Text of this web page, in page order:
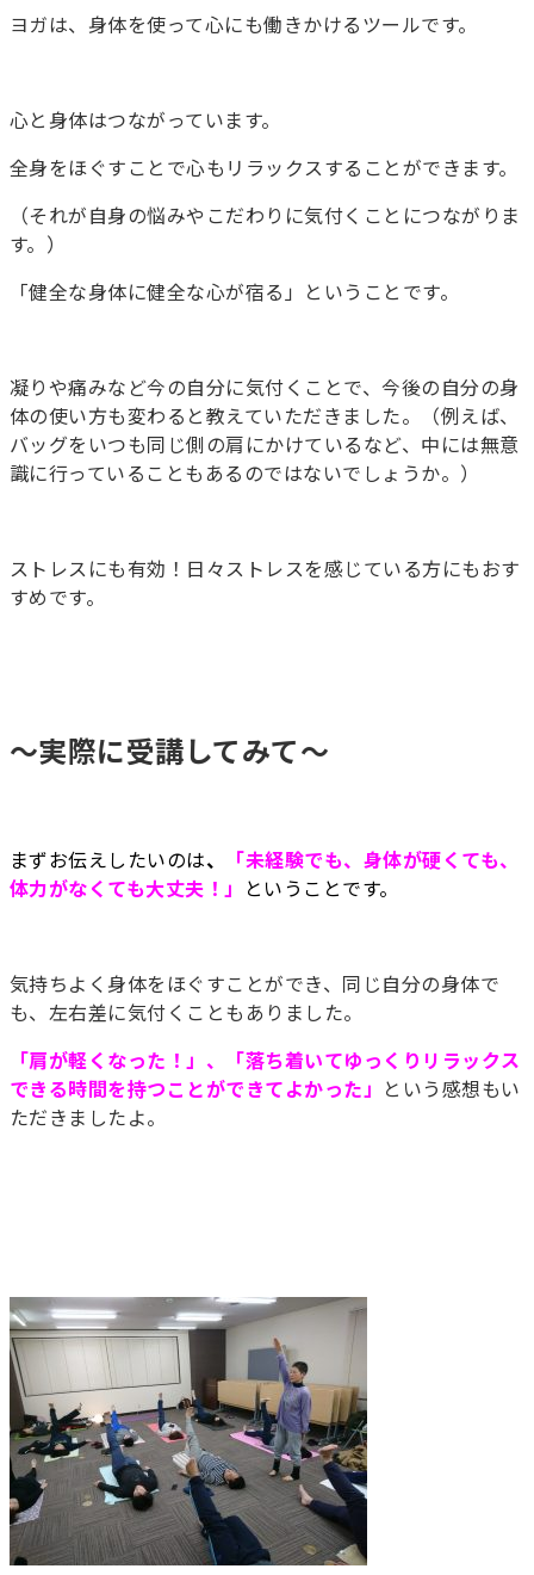
ヨガは、身体を使って心にも働きかけるツールです。
心と身体はつながっています。
全身をほぐすことで心もリラックスすることができます。
（それが自身の悩みやこだわりに気付くことにつながりま
す。）
「健全な身体に健全な心が宿る」ということです。
凝りや痛みなど今の自分に気付くことで、今後の自分の身
体の使い方も変わると教えていただきました。（例えば、
バッグをいつも同じ側の肩にかけているなど、中には無意
識に行っていることもあるのではないでしょうか。）
ストレスにも有効！日々ストレスを感じている方にもおす
すめです。
～実際に受講してみて～
まずお伝えしたいのは、 「未経験でも、身体が硬くても、
体力がなくても大丈夫！」 ということです。
気持ちよく身体をほぐすことができ、同じ自分の身体で
も、左右差に気付くこともありました。
「肩が軽くなった！」、「落ち着いてゆっくりリラックス
できる時間を持つことができてよかった」 という感想もい
ただきましたよ。